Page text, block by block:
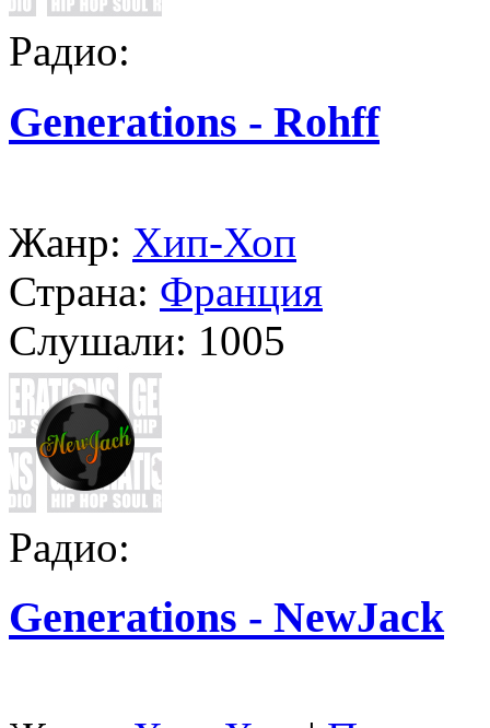
Радио:
Generations - Rohff
Жанр: Хип-Хоп
Страна: Франция
Слушали: 1005
Радио:
Generations - NewJack